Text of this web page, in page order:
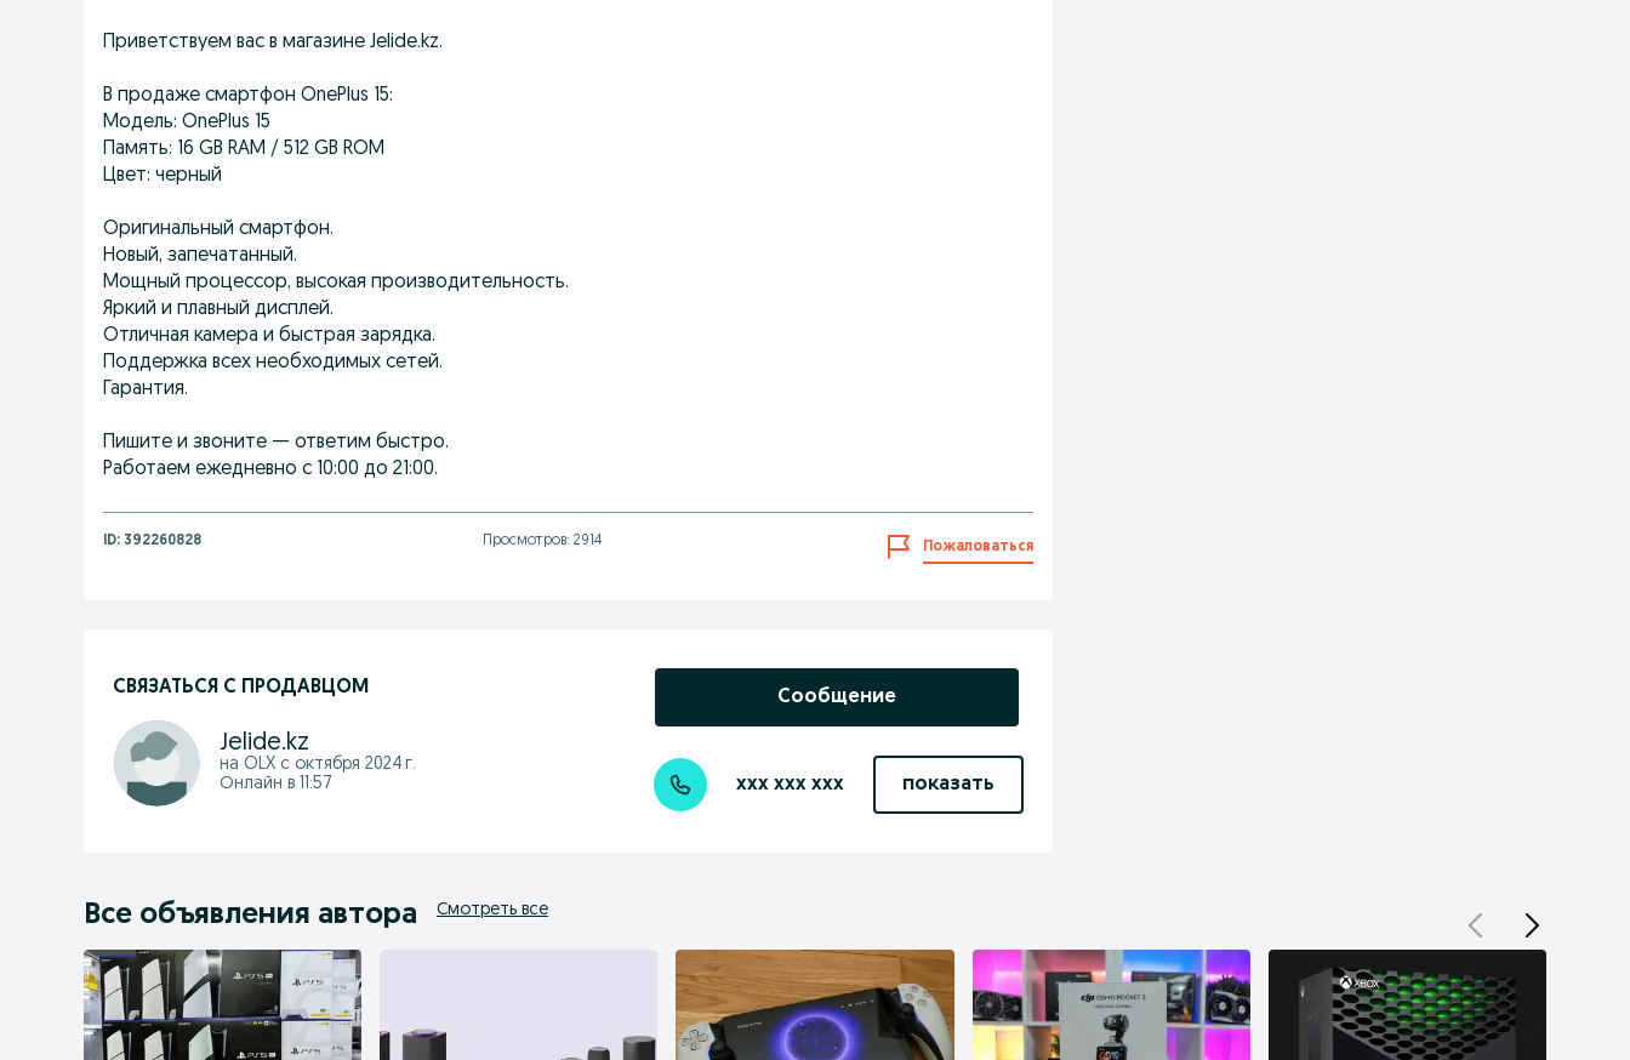
Приветствуем вас в магазине Jelide.kz.
В продаже смартфон OnePlus 15:
Модель: OnePlus 15
Память: 16 GB RAM / 512 GB ROM
Цвет: черный
Оригинальный смартфон.
Новый, запечатанный.
Мощный процессор, высокая производительность.
Яркий и плавный дисплей.
Отличная камера и быстрая зарядка.
Поддержка всех необходимых сетей.
Гарантия.
Пишите и звоните — ответим быстро.
Работаем ежедневно с 10:00 до 21:00.
ID: 392260828 Просмотров: 2914 Пожаловаться
СВЯЗАТЬСЯ С ПРОДАВЦОМ
Jelide.kz
на OLX с октября 2024 г.
Онлайн в 11:57
Сообщение
xxx xxx xxx показать
Все объявления автора Смотреть все